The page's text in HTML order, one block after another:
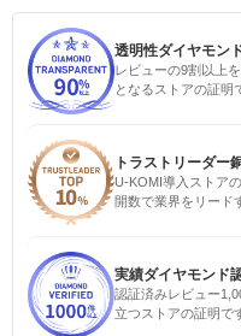
透明性ダイヤモン
レビューの9割以上
となるストアの証明
トラストリーダー
U-KOMI導入ストア
開数で業界をリード
実績ダイヤモンド
認証済みレビュー
立つストアの証明で